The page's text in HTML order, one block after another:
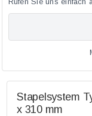
Stapelsystem
x 310 mm